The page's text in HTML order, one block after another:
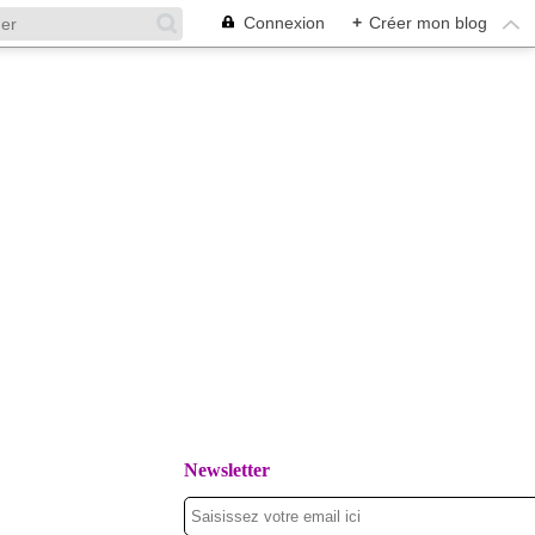
Connexion + Créer mon blog
Newsletter